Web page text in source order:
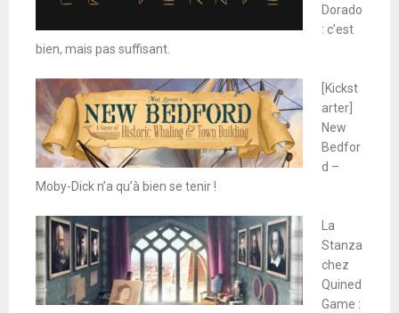
Dorado
: c’est
bien, mais pas suffisant.
[Kickst
arter]
New
Bedfor
d –
Moby-Dick n’a qu’à bien se tenir !
La
Stanza
chez
Quined
Game :